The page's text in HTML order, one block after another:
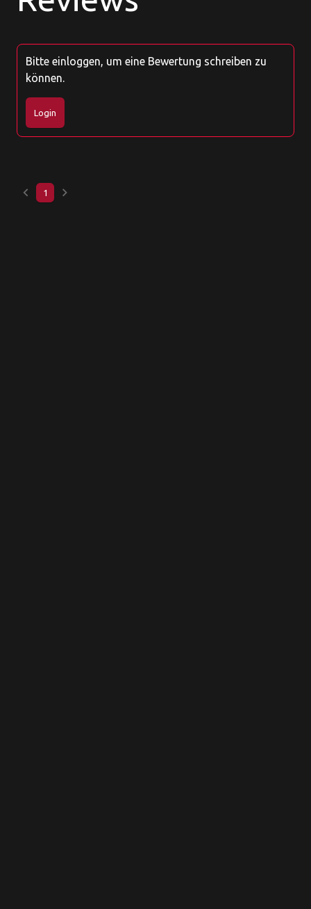
Bitte einloggen, um eine Bewertung schreiben zu
können.
Login
keyboard_arrow_left 1 keyboard_arrow_right